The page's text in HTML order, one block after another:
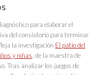
para elaborar el
del consistorio para terminar
la investigación El patio del
y niñas , de la maestra de
Tras analizar los juegos de